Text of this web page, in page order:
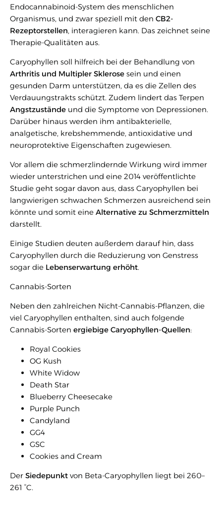
Endocannabinoid-System des menschlichen
Organismus, und zwar speziell mit den CB2-
Rezeptorstellen, interagieren kann. Das zeichnet seine
Therapie-Qualitäten aus.
Caryophyllen soll hilfreich bei der Behandlung von
Arthritis und Multipler Sklerose sein und einen
gesunden Darm unterstützen, da es die Zellen des
Verdauungstrakts schützt. Zudem lindert das Terpen
Angstzustände und die Symptome von Depressionen.
Darüber hinaus werden ihm antibakterielle,
analgetische, krebshemmende, antioxidative und
neuroprotektive Eigenschaften zugewiesen.
Vor allem die schmerzlindernde Wirkung wird immer
wieder unterstrichen und eine 2014 veröffentlichte
Studie geht sogar davon aus, dass Caryophyllen bei
langwierigen schwachen Schmerzen ausreichend sein
könnte und somit eine Alternative zu Schmerzmitteln
darstellt.
Einige Studien deuten außerdem darauf hin, dass
Caryophyllen durch die Reduzierung von Genstress
sogar die Lebenserwartung erhöht.
Cannabis-Sorten
Neben den zahlreichen Nicht-Cannabis-Pflanzen, die
viel Caryophyllen enthalten, sind auch folgende
Cannabis-Sorten ergiebige Caryophyllen-Quellen:
Royal Cookies
OG Kush
White Widow
Death Star
Blueberry Cheesecake
Purple Punch
Candyland
GG4
GSC
Cookies and Cream
Der Siedepunkt von Beta-Caryophyllen liegt bei 260–
261 °C.